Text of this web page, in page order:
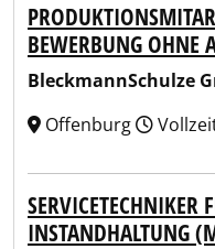
BEWERBUNG OHNE
BleckmannSchulze
Offenburg
SERVICETECHNIKER
INSTANDHALTUNG